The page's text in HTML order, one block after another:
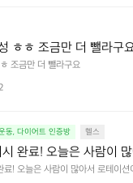
ㅎㅎ 조금만 더 뺄라구
조금만 더 뺄라구요
동, 다이어트 인증방 헬스
완료! 오늘은 사람이
료! 오늘은 사람이 많아서 로테이